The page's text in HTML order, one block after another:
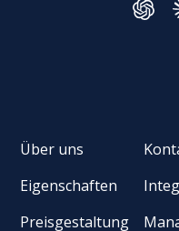
Über uns
Eigenschaften
Preisgestaltung